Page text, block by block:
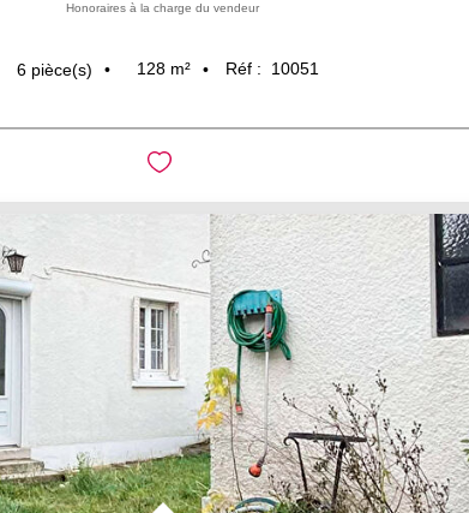
Honoraires à la charge du vendeur
6 pièce(s) 128 m² Réf : 10051